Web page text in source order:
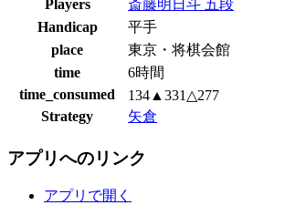
Players
斎藤明日斗 五段
Handicap
平手
place
東京・将棋会館
time
6時間
time_consumed
134▲331△277
Strategy
矢倉
アプリへのリンク
アプリで開く